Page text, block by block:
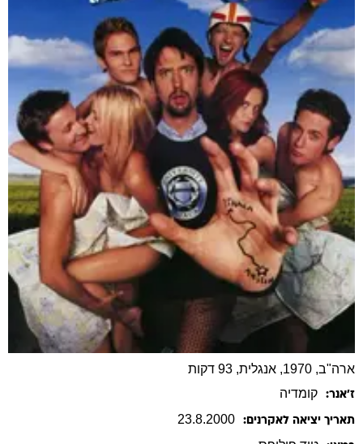
ארה"ב, 1970, אנגלית, 93 דקות
ז׳אנר: קומדיה
תאריך יציאה לאקרנים: 23.8.2000